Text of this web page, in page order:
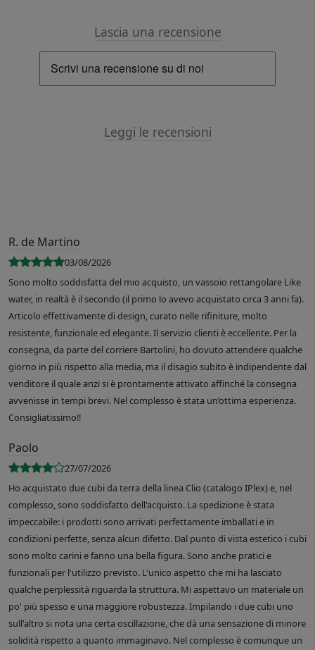
Lascia una recensione
Leggi le recensioni
R. de Martino
03/08/2026
Sono molto soddisfatta del mio acquisto, un vassoio rettangolare Like
water, in realtà è il secondo (il primo lo avevo acquistato circa 3 anni fa).
Articolo effettivamente di design, curato nelle rifiniture, molto
resistente, funzionale ed elegante. Il servizio clienti è eccellente. Per la
consegna, da parte del corriere Bartolini, ho dovuto attendere qualche
giorno in più rispetto alla media, ma il disagio subito è indipendente dal
venditore il quale anzi si è prontamente attivato affinché la consegna
avvenisse in tempi brevi. Nel complesso è stata un’ottima esperienza.
Consigliatissimo!!
Paolo
27/07/2026
Ho acquistato due cubi da terra della linea Clio (catalogo IPlex) e, nel
complesso, sono soddisfatto dell'acquisto. La spedizione è stata
impeccabile: i prodotti sono arrivati perfettamente imballati e in
condizioni perfette, senza alcun difetto. Dal punto di vista estetico i cubi
sono molto carini e fanno una bella figura. Sono anche pratici e
funzionali per l'utilizzo previsto. L'unico aspetto che mi ha lasciato
qualche perplessità riguarda la struttura. Mi aspettavo un materiale un
po' più spesso e una maggiore robustezza. Impilando i due cubi uno
sull'altro si nota una certa oscillazione, che dà una sensazione di minore
solidità rispetto a quanto immaginavo. Nel complesso è comunque un